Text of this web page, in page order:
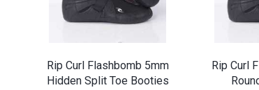
Rip Curl Flashbomb 5mm
Hidden Split Toe Booties
Rip Curl